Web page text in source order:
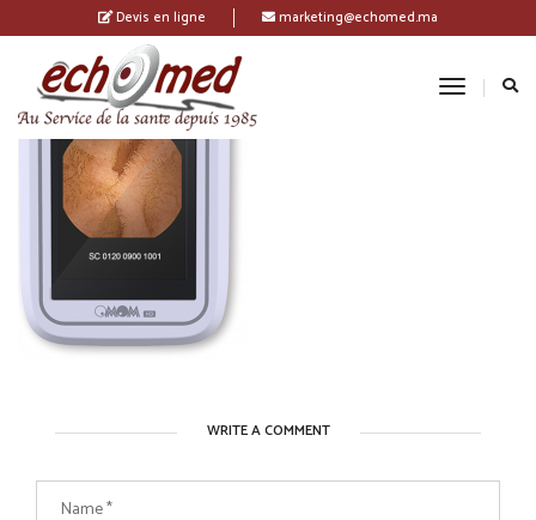
Devis en ligne marketing@echomed.ma
Toggle
WRITE A COMMENT